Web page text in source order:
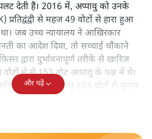
देती हैं। 2016 में, अप्पावु को उनके
प्रतिद्वंद्वी से महज 49 वोटों से हारा हुआ
था। जब उच्च न्यायालय ने आखिरकार
का आदेश दिया, तो सच्चाई चौंकाने
द्वारा दुर्भावनापूर्ण तरीके से खारिज
में से 153 वोट अप्पावु के पक्ष में थे।
किया कि अप्पावु 103 वोटों से चुनाव
और पढ़ें